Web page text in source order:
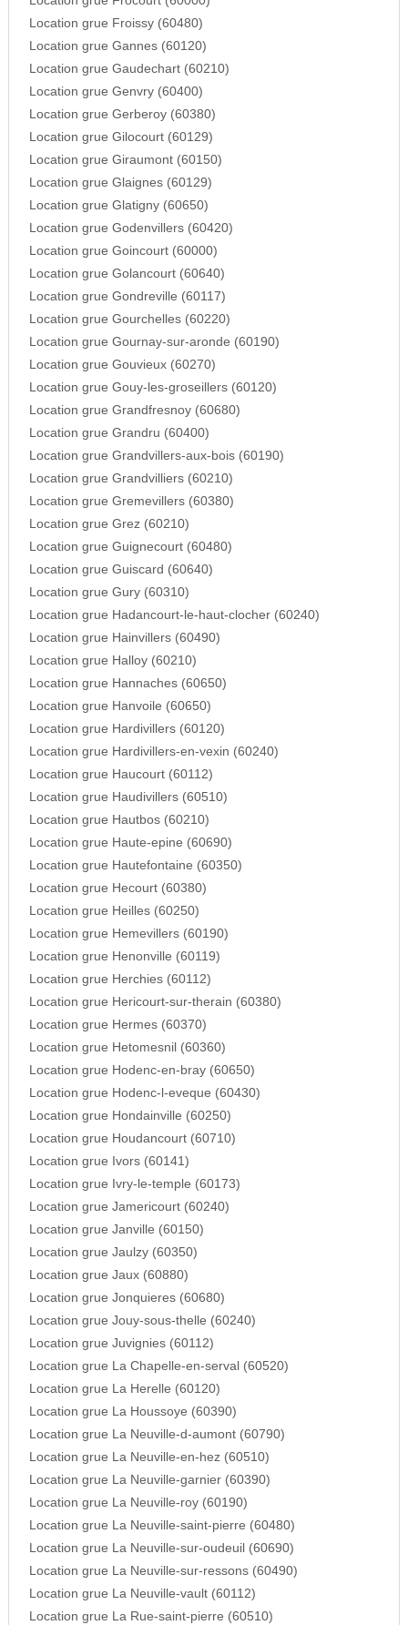
Location grue Froissy (60480)
Location grue Gannes (60120)
Location grue Gaudechart (60210)
Location grue Genvry (60400)
Location grue Gerberoy (60380)
Location grue Gilocourt (60129)
Location grue Giraumont (60150)
Location grue Glaignes (60129)
Location grue Glatigny (60650)
Location grue Godenvillers (60420)
Location grue Goincourt (60000)
Location grue Golancourt (60640)
Location grue Gondreville (60117)
Location grue Gourchelles (60220)
Location grue Gournay-sur-aronde (60190)
Location grue Gouvieux (60270)
Location grue Gouy-les-groseillers (60120)
Location grue Grandfresnoy (60680)
Location grue Grandru (60400)
Location grue Grandvillers-aux-bois (60190)
Location grue Grandvilliers (60210)
Location grue Gremevillers (60380)
Location grue Grez (60210)
Location grue Guignecourt (60480)
Location grue Guiscard (60640)
Location grue Gury (60310)
Location grue Hadancourt-le-haut-clocher (60240)
Location grue Hainvillers (60490)
Location grue Halloy (60210)
Location grue Hannaches (60650)
Location grue Hanvoile (60650)
Location grue Hardivillers (60120)
Location grue Hardivillers-en-vexin (60240)
Location grue Haucourt (60112)
Location grue Haudivillers (60510)
Location grue Hautbos (60210)
Location grue Haute-epine (60690)
Location grue Hautefontaine (60350)
Location grue Hecourt (60380)
Location grue Heilles (60250)
Location grue Hemevillers (60190)
Location grue Henonville (60119)
Location grue Herchies (60112)
Location grue Hericourt-sur-therain (60380)
Location grue Hermes (60370)
Location grue Hetomesnil (60360)
Location grue Hodenc-en-bray (60650)
Location grue Hodenc-l-eveque (60430)
Location grue Hondainville (60250)
Location grue Houdancourt (60710)
Location grue Ivors (60141)
Location grue Ivry-le-temple (60173)
Location grue Jamericourt (60240)
Location grue Janville (60150)
Location grue Jaulzy (60350)
Location grue Jaux (60880)
Location grue Jonquieres (60680)
Location grue Jouy-sous-thelle (60240)
Location grue Juvignies (60112)
Location grue La Chapelle-en-serval (60520)
Location grue La Herelle (60120)
Location grue La Houssoye (60390)
Location grue La Neuville-d-aumont (60790)
Location grue La Neuville-en-hez (60510)
Location grue La Neuville-garnier (60390)
Location grue La Neuville-roy (60190)
Location grue La Neuville-saint-pierre (60480)
Location grue La Neuville-sur-oudeuil (60690)
Location grue La Neuville-sur-ressons (60490)
Location grue La Neuville-vault (60112)
Location grue La Rue-saint-pierre (60510)